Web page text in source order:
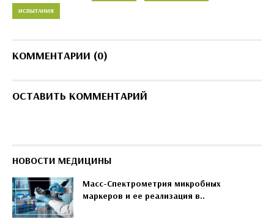
ИСПЫТАНИЯ
КОММЕНТАРИИ (0)
ОСТАВИТЬ КОММЕНТАРИЙ
НОВОСТИ МЕДИЦИНЫ
Масс-Спектрометрия микробных
маркеров и ее реализация в..